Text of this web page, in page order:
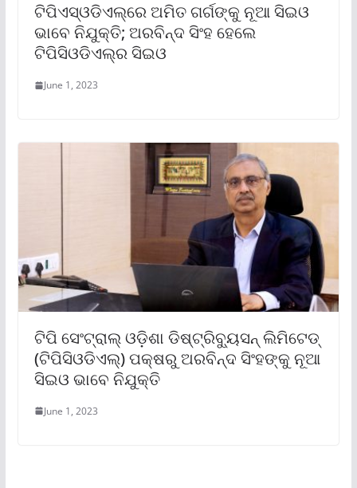
ଟିପିଏସ୍‌ଓଡିଏଲ୍‌ରେ ଅମିତ ଗର୍ଗଙ୍କୁ ନୂଆ ସିଇଓ
ଭାବେ ନିଯୁକ୍ତି; ଅରବିନ୍ଦ ସିଂହ ହେଲେ
ଟିପିସିଓଡିଏଲ୍‌ର ସିଇଓ
June 1, 2023
ଟିପି ସେଂଟ୍ରାଲ୍ ଓଡ଼ିଶା ଡିଷ୍ଟ୍ରିବ୍ୟୁସନ୍ ଲିମିଟେଡ୍
(ଟିପିସିଓଡିଏଲ୍‌) ପକ୍ଷରୁ ଅରବିନ୍ଦ ସିଂହଙ୍କୁ ନୂଆ
ସିଇଓ ଭାବେ ନିଯୁକ୍ତି
June 1, 2023